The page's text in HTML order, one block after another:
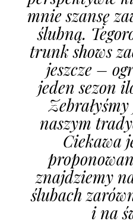
mnie szansę
ślubną.
trunk shows
jeszcze –
jeden sezon
naszym
Ciekawa
znajdziemy
ślubach
i na